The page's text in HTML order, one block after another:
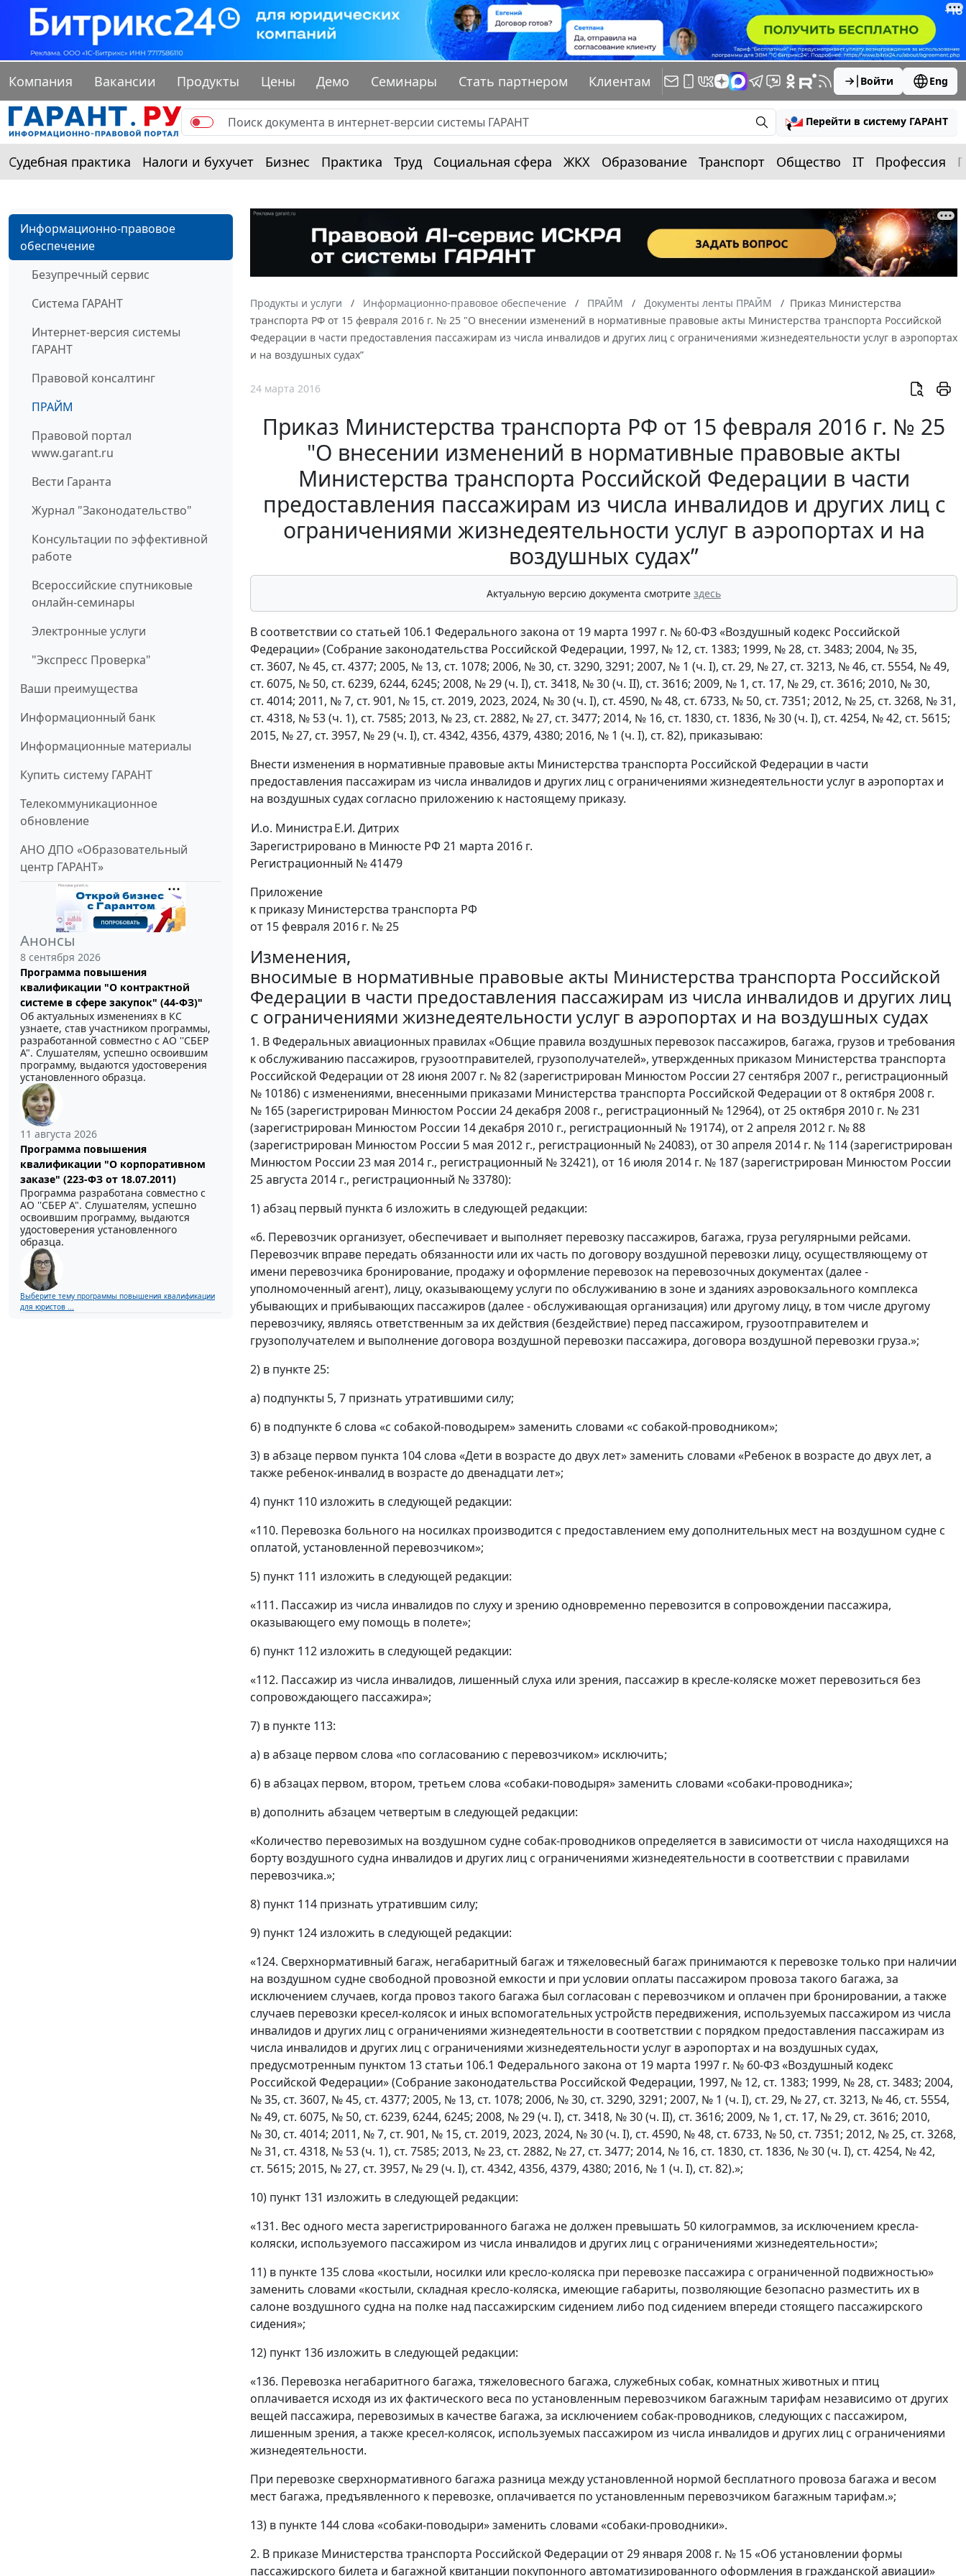
Компания Вакансии Продукты Цены Демо Семинары Стать партнером Клиентам Войти Eng
Перейти в систему ГАРАНТ
Судебная практика Налоги и бухучет Бизнес Практика Труд Социальная сфера ЖКХ Образование Транспорт Общество IT Профессия
Информационно-правовое
обеспечение
Безупречный сервис
Система ГАРАНТ
Интернет-версия системы
ГАРАНТ
Правовой консалтинг
ПРАЙМ
Правовой портал
www.garant.ru
Вести Гаранта
Журнал "Законодательство"
Консультации по эффективной
работе
Всероссийские спутниковые
онлайн-семинары
Электронные услуги
"Экспресс Проверка"
Ваши преимущества
Информационный банк
Информационные материалы
Купить систему ГАРАНТ
Телекоммуникационное
обновление
АНО ДПО «Образовательный
центр ГАРАНТ»
Анонсы
8 сентября 2026
Программа повышения
квалификации "О контрактной
системе в сфере закупок" (44-ФЗ)"
Об актуальных изменениях в КС
узнаете, став участником программы,
разработанной совместно с АО ''СБЕР
А". Слушателям, успешно освоившим
программу, выдаются удостоверения
установленного образца.
11 августа 2026
Программа повышения
квалификации "О корпоративном
заказе" (223-ФЗ от 18.07.2011)
Программа разработана совместно с
АО ''СБЕР А". Слушателям, успешно
освоившим программу, выдаются
удостоверения установленного
образца.
Выберите тему программы повышения квалификации
для юристов ...
Продукты и услуги Информационно-правовое обеспечение ПРАЙМ Документы ленты ПРАЙМ
Приказ Министерства
транспорта РФ от 15 февраля 2016 г. № 25 "О внесении изменений в нормативные правовые акты Министерства транспорта Российской
Федерации в части предоставления пассажирам из числа инвалидов и других лиц с ограничениями жизнедеятельности услуг в аэропортах
и на воздушных судах”
24 марта 2016
Приказ Министерства транспорта РФ от 15 февраля 2016 г. № 25
"О внесении изменений в нормативные правовые акты
Министерства транспорта Российской Федерации в части
предоставления пассажирам из числа инвалидов и других лиц с
ограничениями жизнедеятельности услуг в аэропортах и на
воздушных судах”
Актуальную версию документа смотрите здесь
В соответствии со статьей 106.1 Федерального закона от 19 марта 1997 г. № 60-ФЗ «Воздушный кодекс Российской
Федерации» (Собрание законодательства Российской Федерации, 1997, № 12, ст. 1383; 1999, № 28, ст. 3483; 2004, № 35,
ст. 3607, № 45, ст. 4377; 2005, № 13, ст. 1078; 2006, № 30, ст. 3290, 3291; 2007, № 1 (ч. I), ст. 29, № 27, ст. 3213, № 46, ст. 5554, № 49,
ст. 6075, № 50, ст. 6239, 6244, 6245; 2008, № 29 (ч. I), ст. 3418, № 30 (ч. II), ст. 3616; 2009, № 1, ст. 17, № 29, ст. 3616; 2010, № 30,
ст. 4014; 2011, № 7, ст. 901, № 15, ст. 2019, 2023, 2024, № 30 (ч. I), ст. 4590, № 48, ст. 6733, № 50, ст. 7351; 2012, № 25, ст. 3268, № 31,
ст. 4318, № 53 (ч. 1), ст. 7585; 2013, № 23, ст. 2882, № 27, ст. 3477; 2014, № 16, ст. 1830, ст. 1836, № 30 (ч. I), ст. 4254, № 42, ст. 5615;
2015, № 27, ст. 3957, № 29 (ч. I), ст. 4342, 4356, 4379, 4380; 2016, № 1 (ч. I), ст. 82), приказываю:
Внести изменения в нормативные правовые акты Министерства транспорта Российской Федерации в части
предоставления пассажирам из числа инвалидов и других лиц с ограничениями жизнедеятельности услуг в аэропортах и
на воздушных судах согласно приложению к настоящему приказу.
И.о. МинистраЕ.И. Дитрих
Зарегистрировано в Минюсте РФ 21 марта 2016 г.
Регистрационный № 41479
Приложение
к приказу Министерства транспорта РФ
от 15 февраля 2016 г. № 25
Изменения,
вносимые в нормативные правовые акты Министерства транспорта Российской
Федерации в части предоставления пассажирам из числа инвалидов и других лиц
с ограничениями жизнедеятельности услуг в аэропортах и на воздушных судах
1. В Федеральных авиационных правилах «Общие правила воздушных перевозок пассажиров, багажа, грузов и требования
к обслуживанию пассажиров, грузоотправителей, грузополучателей», утвержденных приказом Министерства транспорта
Российской Федерации от 28 июня 2007 г. № 82 (зарегистрирован Минюстом России 27 сентября 2007 г., регистрационный
№ 10186) с изменениями, внесенными приказами Министерства транспорта Российской Федерации от 8 октября 2008 г.
№ 165 (зарегистрирован Минюстом России 24 декабря 2008 г., регистрационный № 12964), от 25 октября 2010 г. № 231
(зарегистрирован Минюстом России 14 декабря 2010 г., регистрационный № 19174), от 2 апреля 2012 г. № 88
(зарегистрирован Минюстом России 5 мая 2012 г., регистрационный № 24083), от 30 апреля 2014 г. № 114 (зарегистрирован
Минюстом России 23 мая 2014 г., регистрационный № 32421), от 16 июля 2014 г. № 187 (зарегистрирован Минюстом России
25 августа 2014 г., регистрационный № 33780):
1) абзац первый пункта 6 изложить в следующей редакции:
«6. Перевозчик организует, обеспечивает и выполняет перевозку пассажиров, багажа, груза регулярными рейсами.
Перевозчик вправе передать обязанности или их часть по договору воздушной перевозки лицу, осуществляющему от
имени перевозчика бронирование, продажу и оформление перевозок на перевозочных документах (далее -
уполномоченный агент), лицу, оказывающему услуги по обслуживанию в зоне и зданиях аэровокзального комплекса
убывающих и прибывающих пассажиров (далее - обслуживающая организация) или другому лицу, в том числе другому
перевозчику, являясь ответственным за их действия (бездействие) перед пассажиром, грузоотправителем и
грузополучателем и выполнение договора воздушной перевозки пассажира, договора воздушной перевозки груза.»;
2) в пункте 25:
а) подпункты 5, 7 признать утратившими силу;
б) в подпункте 6 слова «с собакой-поводырем» заменить словами «с собакой-проводником»;
3) в абзаце первом пункта 104 слова «Дети в возрасте до двух лет» заменить словами «Ребенок в возрасте до двух лет, а
также ребенок-инвалид в возрасте до двенадцати лет»;
4) пункт 110 изложить в следующей редакции:
«110. Перевозка больного на носилках производится с предоставлением ему дополнительных мест на воздушном судне с
оплатой, установленной перевозчиком»;
5) пункт 111 изложить в следующей редакции:
«111. Пассажир из числа инвалидов по слуху и зрению одновременно перевозится в сопровождении пассажира,
оказывающего ему помощь в полете»;
6) пункт 112 изложить в следующей редакции:
«112. Пассажир из числа инвалидов, лишенный слуха или зрения, пассажир в кресле-коляске может перевозиться без
сопровождающего пассажира»;
7) в пункте 113:
а) в абзаце первом слова «по согласованию с перевозчиком» исключить;
б) в абзацах первом, втором, третьем слова «собаки-поводыря» заменить словами «собаки-проводника»;
в) дополнить абзацем четвертым в следующей редакции:
«Количество перевозимых на воздушном судне собак-проводников определяется в зависимости от числа находящихся на
борту воздушного судна инвалидов и других лиц с ограничениями жизнедеятельности в соответствии с правилами
перевозчика.»;
8) пункт 114 признать утратившим силу;
9) пункт 124 изложить в следующей редакции:
«124. Сверхнормативный багаж, негабаритный багаж и тяжеловесный багаж принимаются к перевозке только при наличии
на воздушном судне свободной провозной емкости и при условии оплаты пассажиром провоза такого багажа, за
исключением случаев, когда провоз такого багажа был согласован с перевозчиком и оплачен при бронировании, а также
случаев перевозки кресел-колясок и иных вспомогательных устройств передвижения, используемых пассажиром из числа
инвалидов и других лиц с ограничениями жизнедеятельности в соответствии с порядком предоставления пассажирам из
числа инвалидов и других лиц с ограничениями жизнедеятельности услуг в аэропортах и на воздушных судах,
предусмотренным пунктом 13 статьи 106.1 Федерального закона от 19 марта 1997 г. № 60-ФЗ «Воздушный кодекс
Российской Федерации» (Собрание законодательства Российской Федерации, 1997, № 12, ст. 1383; 1999, № 28, ст. 3483; 2004,
№ 35, ст. 3607, № 45, ст. 4377; 2005, № 13, ст. 1078; 2006, № 30, ст. 3290, 3291; 2007, № 1 (ч. I), ст. 29, № 27, ст. 3213, № 46, ст. 5554,
№ 49, ст. 6075, № 50, ст. 6239, 6244, 6245; 2008, № 29 (ч. I), ст. 3418, № 30 (ч. II), ст. 3616; 2009, № 1, ст. 17, № 29, ст. 3616; 2010,
№ 30, ст. 4014; 2011, № 7, ст. 901, № 15, ст. 2019, 2023, 2024, № 30 (ч. I), ст. 4590, № 48, ст. 6733, № 50, ст. 7351; 2012, № 25, ст. 3268,
№ 31, ст. 4318, № 53 (ч. 1), ст. 7585; 2013, № 23, ст. 2882, № 27, ст. 3477; 2014, № 16, ст. 1830, ст. 1836, № 30 (ч. I), ст. 4254, № 42,
ст. 5615; 2015, № 27, ст. 3957, № 29 (ч. I), ст. 4342, 4356, 4379, 4380; 2016, № 1 (ч. I), ст. 82).»;
10) пункт 131 изложить в следующей редакции:
«131. Вес одного места зарегистрированного багажа не должен превышать 50 килограммов, за исключением кресла-
коляски, используемого пассажиром из числа инвалидов и других лиц с ограничениями жизнедеятельности»;
11) в пункте 135 слова «костыли, носилки или кресло-коляска при перевозке пассажира с ограниченной подвижностью»
заменить словами «костыли, складная кресло-коляска, имеющие габариты, позволяющие безопасно разместить их в
салоне воздушного судна на полке над пассажирским сидением либо под сидением впереди стоящего пассажирского
сидения»;
12) пункт 136 изложить в следующей редакции:
«136. Перевозка негабаритного багажа, тяжеловесного багажа, служебных собак, комнатных животных и птиц
оплачивается исходя из их фактического веса по установленным перевозчиком багажным тарифам независимо от других
вещей пассажира, перевозимых в качестве багажа, за исключением собак-проводников, следующих с пассажиром,
лишенным зрения, а также кресел-колясок, используемых пассажиром из числа инвалидов и других лиц с ограничениями
жизнедеятельности.
При перевозке сверхнормативного багажа разница между установленной нормой бесплатного провоза багажа и весом
мест багажа, предъявленного к перевозке, оплачивается по установленным перевозчиком багажным тарифам.»;
13) в пункте 144 слова «собаки-поводыри» заменить словами «собаки-проводники».
2. В приказе Министерства транспорта Российской Федерации от 29 января 2008 г. № 15 «Об установлении формы
пассажирского билета и багажной квитанции покупонного автоматизированного оформления в гражданской авиации»